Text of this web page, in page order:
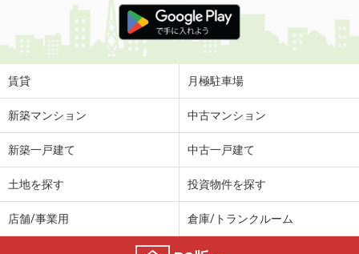
賃貸 月極駐車場
新築マンション 中古マンション
新築一戸建て 中古一戸建て
土地を探す 投資物件を探す
店舗/事業用 倉庫/トランクルーム